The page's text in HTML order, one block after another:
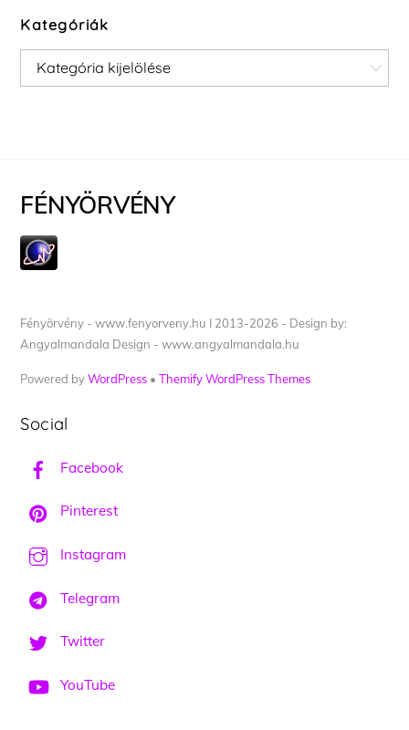
Kategóriák
Kategóriák
FÉNYÖRVÉNY
Fényörvény - www.fenyorveny.hu I 2013-2026 - Design by:
Angyalmandala Design - www.angyalmandala.hu
Powered byWordPress •Themify WordPress Themes
Social
Facebook
Pinterest
Instagram
Telegram
Twitter
YouTube